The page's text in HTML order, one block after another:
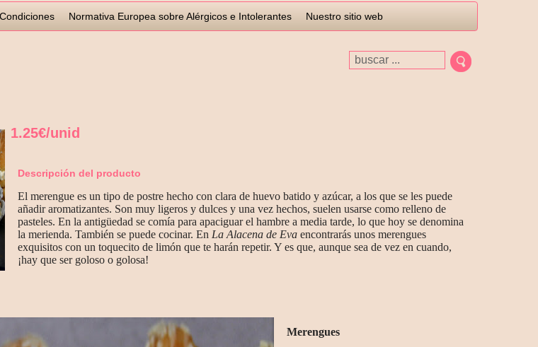
Normativa Europea sobre Alérgicos e Intolerantes Nuestro sitio web
1.25€/unid
Descripción del producto
El merengue es un tipo de postre hecho con clara de huevo batido y azúcar, a los que se les puede
añadir aromatizantes. Son muy ligeros y dulces y una vez hechos, suelen usarse como relleno de
pasteles. En la antigüedad se comía para apaciguar el hambre a media tarde, lo que hoy se denomina
la merienda. También se puede cocinar. En La Alacena de Eva encontrarás unos merengues
exquisitos con un toquecito de limón que te harán repetir. Y es que, aunque sea de vez en cuando,
¡hay que ser goloso o golosa!
Merengues